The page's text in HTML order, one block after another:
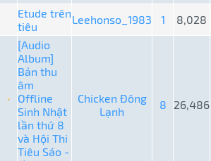
Etude trên
tiêu
Leehonso_1983 1 8,028
[Audio
Album]
Bản thu
âm
Offline
Sinh Nhật
lần thứ 8
và Hội Thi
Tiêu Sáo -
Chicken Đông
Lạnh
8 26,486